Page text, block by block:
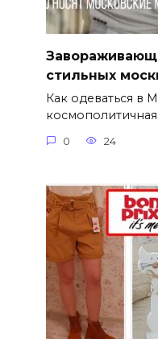
стильных
Как одеваться в
космополитичная
0 24